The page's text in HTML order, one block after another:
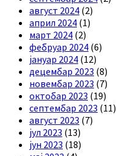
август 2024 (2)
април 2024 (1)
март 2024 (2)
фебруар 2024 (6)
јануар 2024 (12)
децембар 2023 (8)
новембар 2023 (7)
октобар 2023 (19)
септембар 2023 (11)
август 2023 (7)
јул 2023 (13)
јун 2023 (18)